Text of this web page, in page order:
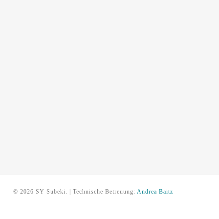
© 2026 SY Subeki. | Technische Betreuung: Andrea Baitz